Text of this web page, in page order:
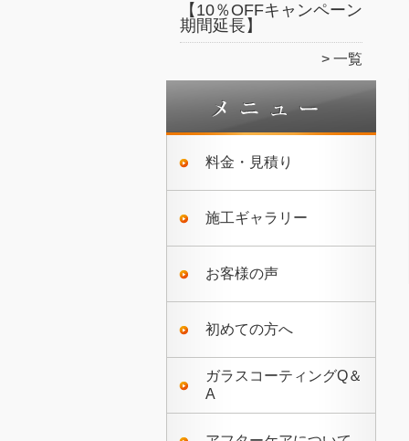
【10％OFFキャンペーン
期間延長】
一覧
料金・見積り
施工ギャラリー
お客様の声
初めての方へ
ガラスコーティングQ＆
A